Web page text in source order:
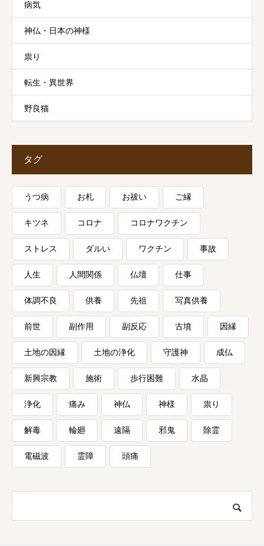
病気
神仏・日本の神様
祟り
転生・異世界
野良猫
タグ
うつ病 お札 お祓い ご縁
キツネ コロナ コロナワクチン
ストレス ダルい ワクチン 事故
人生 人間関係 仏壇 仕事
体調不良 供養 先祖 写真供養
前世 副作用 副反応 古墳 因縁
土地の因縁 土地の浄化 守護神 成仏
新興宗教 施術 歩行困難 水晶
浄化 痛み 神仏 神様 祟り
解毒 輪廻 遠隔 邪鬼 除霊
電磁波 霊障 頭痛